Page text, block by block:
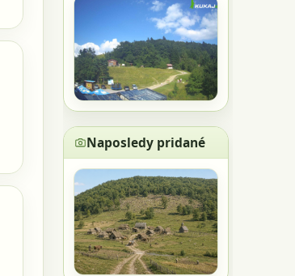
Naposledy pridané